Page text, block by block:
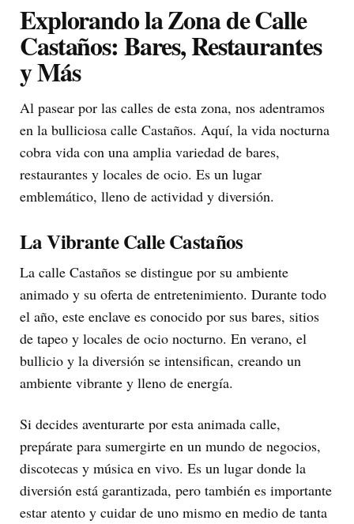
Explorando la Zona de Calle
Castaños: Bares, Restaurantes
y Más
Al pasear por las calles de esta zona, nos adentramos
en la bulliciosa calle Castaños. Aquí, la vida nocturna
cobra vida con una amplia variedad de bares,
restaurantes y locales de ocio. Es un lugar
emblemático, lleno de actividad y diversión.
La Vibrante Calle Castaños
La calle Castaños se distingue por su ambiente
animado y su oferta de entretenimiento. Durante todo
el año, este enclave es conocido por sus bares, sitios
de tapeo y locales de ocio nocturno. En verano, el
bullicio y la diversión se intensifican, creando un
ambiente vibrante y lleno de energía.
Si decides aventurarte por esta animada calle,
prepárate para sumergirte en un mundo de negocios,
discotecas y música en vivo. Es un lugar donde la
diversión está garantizada, pero también es importante
estar atento y cuidar de uno mismo en medio de tanta